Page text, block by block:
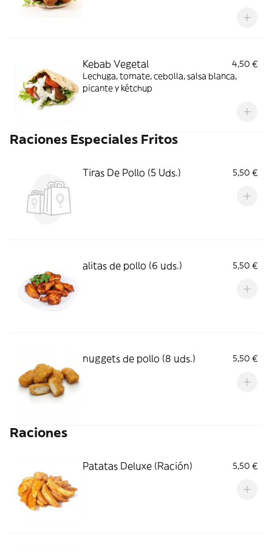
Kebab Vegetal
4,50 €
Lechuga, tomate, cebolla, salsa blanca,
picante y kétchup
Raciones Especiales Fritos
Tiras De Pollo (5 Uds.) 5,50 €
alitas de pollo (6 uds.) 5,50 €
nuggets de pollo (8 uds.) 5,50 €
Raciones
Patatas Deluxe (Ración) 5,50 €